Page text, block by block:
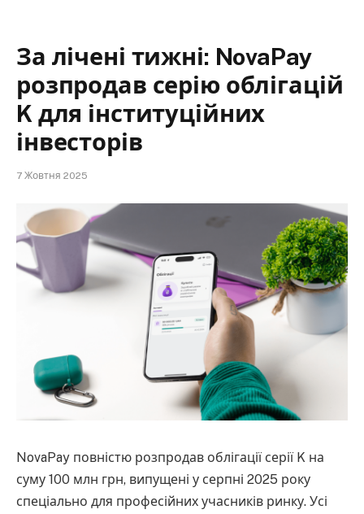
За лічені тижні: NovaPay
розпродав серію облігацій
K для інституційних
інвесторів
7 Жовтня 2025
NovaPay повністю розпродав облігації серії K на
суму 100 млн грн, випущені у серпні 2025 року
спеціально для професійних учасників ринку. Усі